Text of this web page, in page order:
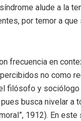
alude a la
por temor a
frecuencia en
no como
filósofo y
busca nivelar a
1912). En